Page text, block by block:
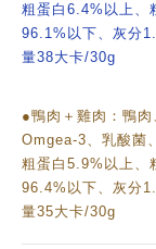
粗蛋白6.4%以上、
96.1%以下、灰分
量38大卡/30g
●鴨肉＋雞肉：鴨肉
Omgea-3、乳酸菌
粗蛋白5.9%以上、
96.4%以下、灰分
量35大卡/30g